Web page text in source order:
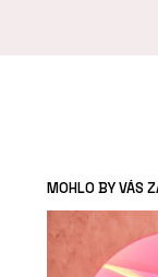
MOHLO BY VÁS